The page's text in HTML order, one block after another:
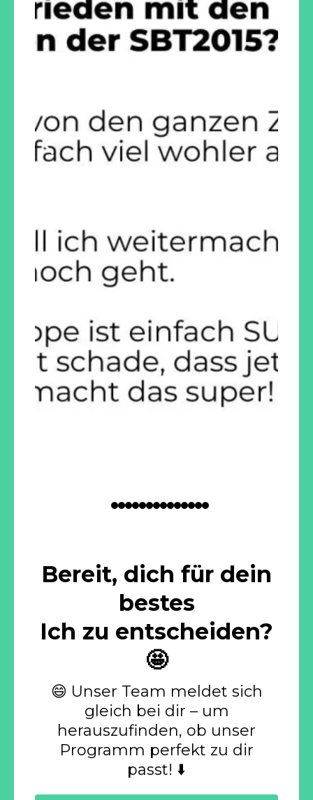
Bereit, dich für dein
bestes
Ich zu entscheiden?
🤩
😄 Unser Team meldet sich
gleich bei dir – um
herauszufinden, ob unser
Programm perfekt zu dir
passt! ⬇️